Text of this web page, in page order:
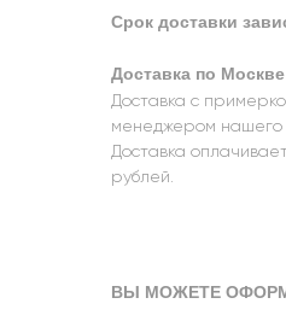
Срок доставки
Доставка по
Доставка с
менеджером нашего
Доставка
рублей.
ВЫ МОЖЕТЕ